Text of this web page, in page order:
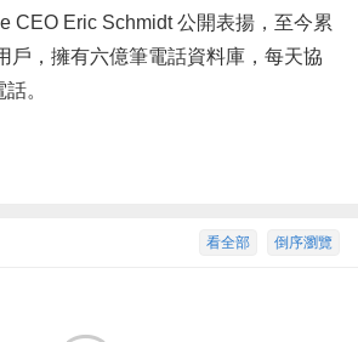
CEO Eric Schmidt 公開表揚，至今累
戶，擁有六億筆電話資料庫，每天協
。
倒序瀏覽
看全部